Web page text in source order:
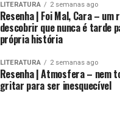
LITERATURA 2 semanas ago
Resenha | Foi Mal, Cara – um
descobrir que nunca é tarde
própria história
LITERATURA 2 semanas ago
Resenha | Atmosfera – nem
gritar para ser inesquecível